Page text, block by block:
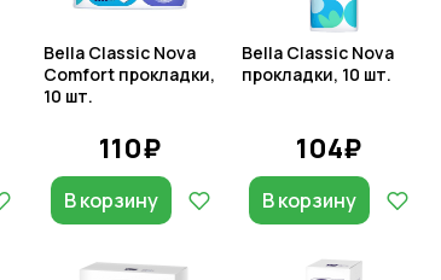
Bella Classic Nova
Comfort прокладки,
10 шт.
110₽
В корзину
Bella Classic Nova
прокладки, 10 шт.
104₽
В корзину